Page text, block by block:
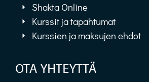
Shakta Online
Kurssit ja tapahtumat
Kurssien ja maksujen ehdot
OTA YHTEYTTÄ